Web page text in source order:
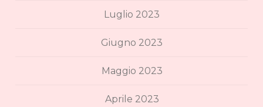
Luglio 2023
Giugno 2023
Maggio 2023
Aprile 2023